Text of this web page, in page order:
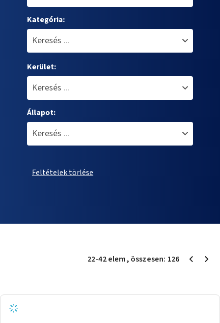
Kategória:
Kerület:
Állapot:
Feltételek törlése
22-42elem, összesen: 126